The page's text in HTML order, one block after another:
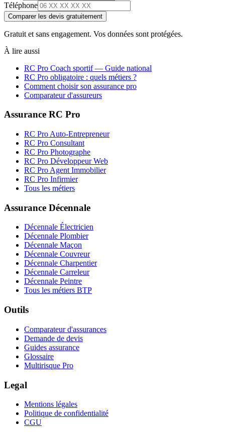
Téléphone
Comparer les devis gratuitement
Gratuit et sans engagement. Vos données sont protégées.
À lire aussi
RC Pro Coach sportif— Guide national
RC Pro obligatoire : quels métiers ?
Comment choisir son assurance pro
Comparateur d'assureurs
Assurance RC Pro
RC Pro Auto-Entrepreneur
RC Pro Consultant
RC Pro Photographe
RC Pro Développeur Web
RC Pro Agent Immobilier
RC Pro Infirmier
Tous les métiers
Assurance Décennale
Décennale Électricien
Décennale Plombier
Décennale Maçon
Décennale Couvreur
Décennale Charpentier
Décennale Carreleur
Décennale Peintre
Tous les métiers BTP
Outils
Comparateur d'assurances
Demande de devis
Guides assurance
Glossaire
Multirisque Pro
Legal
Mentions légales
Politique de confidentialité
CGU